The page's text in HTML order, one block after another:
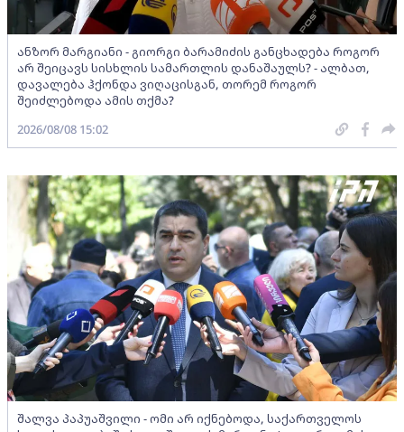
ანზორ მარგიანი - გიორგი ბარამიძის განცხადება როგორ
არ შეიცავს სისხლის სამართლის დანაშაულს? - ალბათ,
დავალება ჰქონდა ვიღაცისგან, თორემ როგორ
შეიძლებოდა ამის თქმა?
2026/08/08 15:02
შალვა პაპუაშვილი - ომი არ იქნებოდა, საქართველოს